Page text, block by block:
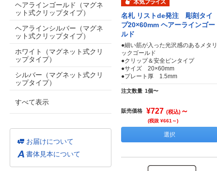
名札 リストde発注 彫刻タイ
プ20×60mm ヘアーラインゴー
ルド
●細い筋が入った光沢感のあるメタリ
ックゴールド
●クリップ＆安全ピンタイプ
●サイズ 20×60mm
●プレート厚 1.5mm
注文数量 1個〜
販売価格 ¥727 (税込) ～
(税抜 ¥661～)
選択
ヘアラインゴールド（マグネ
ット式クリップタイプ）
ヘアラインシルバー（マグネ
ット式クリップタイプ）
ホワイト（マグネット式クリ
ップタイプ）
シルバー（マグネット式クリ
ップタイプ）
すべて表示
お届けについて
書体見本について